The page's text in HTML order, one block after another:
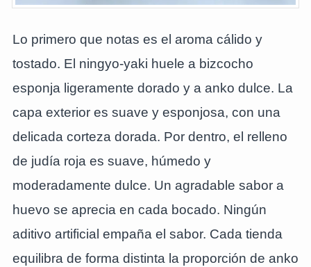
Lo primero que notas es el aroma cálido y
tostado. El ningyo-yaki huele a bizcocho
esponja ligeramente dorado y a anko dulce. La
capa exterior es suave y esponjosa, con una
delicada corteza dorada. Por dentro, el relleno
de judía roja es suave, húmedo y
moderadamente dulce. Un agradable sabor a
huevo se aprecia en cada bocado. Ningún
aditivo artificial empaña el sabor. Cada tienda
equilibra de forma distinta la proporción de anko